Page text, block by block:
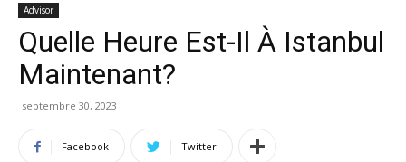
Advisor
Quelle Heure Est-Il À Istanbul
Maintenant?
septembre 30, 2023
Facebook Twitter